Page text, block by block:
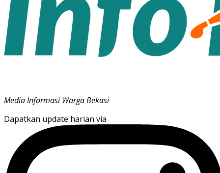
Media Informasi Warga Bekasi
Dapatkan update harian via